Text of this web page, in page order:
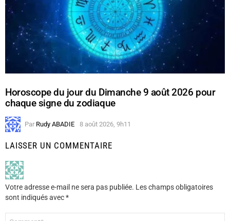
Horoscope du jour du Dimanche 9 août 2026 pour
chaque signe du zodiaque
Par Rudy ABADIE 8 août 2026, 9h11
LAISSER UN COMMENTAIRE
Votre adresse e-mail ne sera pas publiée. Les champs obligatoires
sont indiqués avec*